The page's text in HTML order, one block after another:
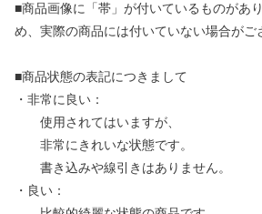
■商品画像に「帯」が付いているものがあ
め、実際の商品には付いていない場合がご
■商品状態の表記につきまして
・非常に良い：
使用されてはいますが、
非常にきれいな状態です。
書き込みや線引きはありません。
・良い：